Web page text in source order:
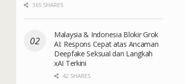
365 SHARES
Malaysia & Indonesia Blokir Grok
AI: Respons Cepat atas Ancaman
Deepfake Seksual dan Langkah
xAI Terkini
42 SHARES